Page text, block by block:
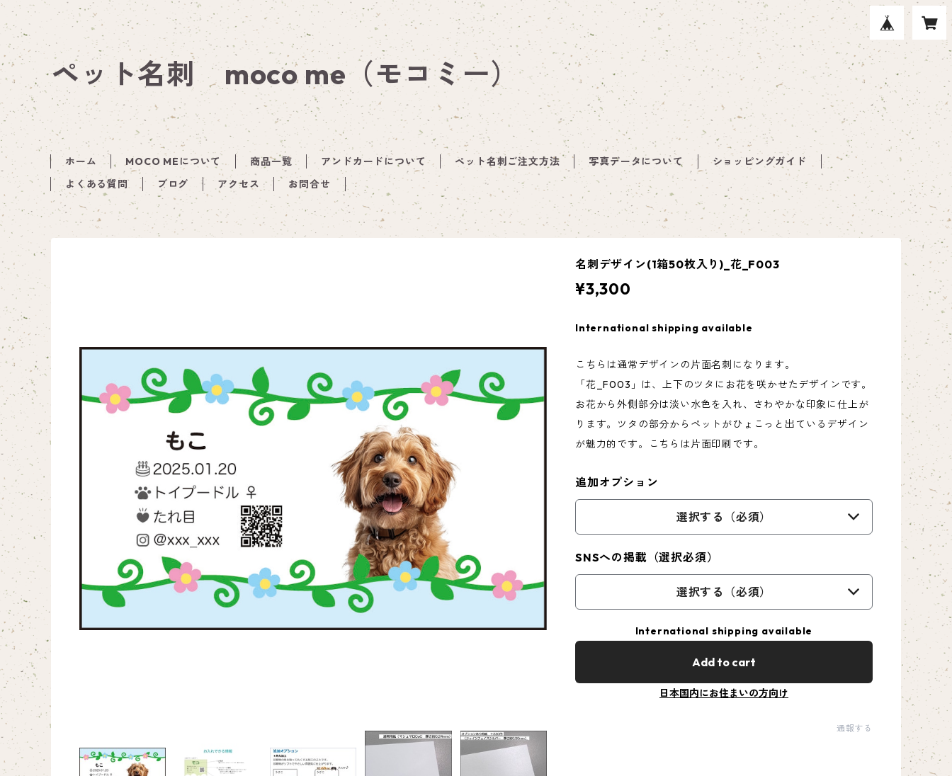
ペット名刺 moco me（モコミー）
ホーム MOCO MEについて 商品一覧 アンドカードについて ペット名刺ご注文方法 写真データについて
ショッピングガイド
よくある質問
ブログ アクセス お問合せ
名刺デザイン(1箱50枚入り)_花_F003
¥3,300
International shipping available
こちらは通常デザインの片面名刺になります。
「花_F003」は、上下のツタにお花を咲かせたデザインです。
お花から外側部分は淡い水色を入れ、さわやかな印象に仕上が
ります。ツタの部分からペットがひょこっと出ているデザイン
が魅力的です。こちらは片面印刷です。
追加オプション
選択する（必須）
SNSへの掲載（選択必須）
選択する（必須）
International shipping available
Add to cart
日本国内にお住まいの方向け
通報する